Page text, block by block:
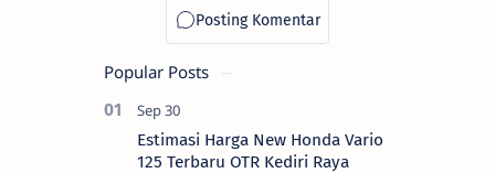
Popular Posts
Estimasi Harga New Honda Vario
125 Terbaru OTR Kediri Raya